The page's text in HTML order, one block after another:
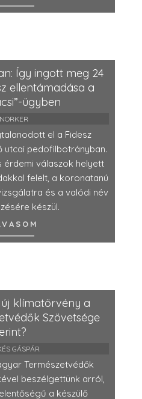
Így ingott meg 24
ellentámadása a
ügyben
NORKER
el a Fidesz
utcai pedofilbotrányban.
érdemi válaszok helyett
felelt, a koronatanú
és a valódi név
készül.
klímatörvény a
Szövetsége
GÁSPÁR
Természetvédők
beszélgettünk arról,
a készülő